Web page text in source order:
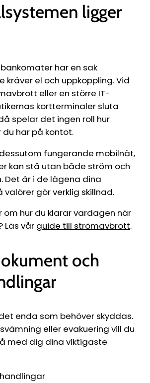
ligger
bankomater har en sak
kräver el och uppkoppling. Vid
eller en större IT-
kortterminaler sluta
spelar det ingen roll hur
har på kontot.
fungerande mobilnät,
kan stå utan både ström och
Det är i de lägena dina
valörer gör verklig skillnad.
om hur du klarar vardagen när
Läs vår guide till strömavbrott.
och
enda som behöver skyddas.
eller evakuering vill du
med dig dina viktigaste